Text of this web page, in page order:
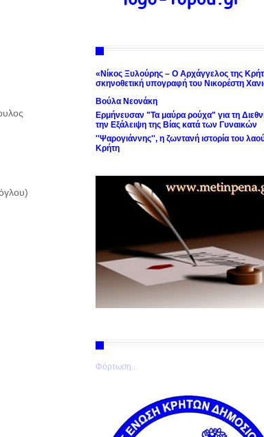
«Νίκος Ξυλούρης – Ο Αρχάγγελος της
σκηνοθετική υπογραφή του Νικορέστη
Βούλα Νεονάκη
Ερμήνευσαν "Τα μαύρα ρούχα" για τη
την Εξάλειψη της Βίας κατά των Γυναικών
''Ψαρογιάννης'', η ζωντανή ιστορία του
Κρήτη
Φόρτωση...